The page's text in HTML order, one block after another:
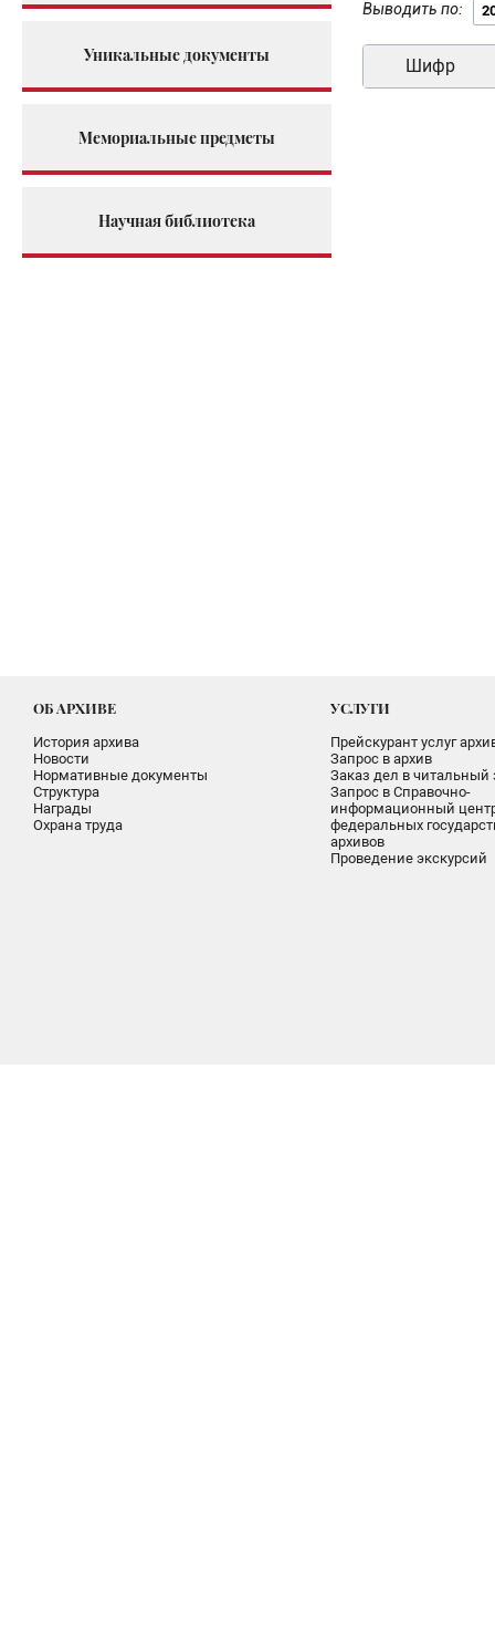
Уникальные документы
Мемориальные предметы
Научная библиотека
Выводить по:
Шифр
ОБ АРХИВЕ
История архива
Новости
Нормативные документы
Структура
Награды
Охрана труда
УСЛУГИ
Прейскурант услуг
Запрос в архив
Заказ дел в читальный
Запрос в Справочно-
информационный
федеральных
архивов
Проведение экскурсий